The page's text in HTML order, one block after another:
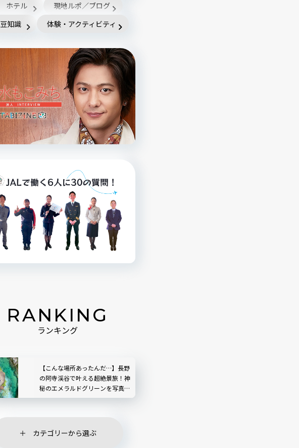
ホテル
現地ルポ／ブログ
豆知識
体験・アクティビティ
RANKING
ランキング
【こんな場所あったんだ…】長野
の阿寺渓谷で叶える超絶景旅！神
秘のエメラルドグリーンを写真と
映像で綴る
カテゴリーから選ぶ